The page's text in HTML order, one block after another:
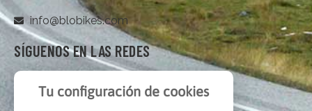
info@blobikes.com
SÍGUENOS EN LAS REDES
Tu configuración de cookies